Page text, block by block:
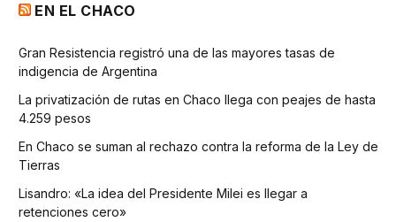
EN EL CHACO
Gran Resistencia registró una de las mayores tasas de
indigencia de Argentina
La privatización de rutas en Chaco llega con peajes de hasta
4.259 pesos
En Chaco se suman al rechazo contra la reforma de la Ley de
Tierras
Lisandro: «La idea del Presidente Milei es llegar a
retenciones cero»